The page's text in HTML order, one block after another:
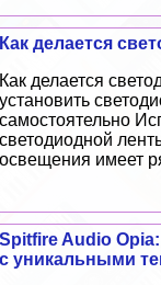
Как делается
Как делается
установить
самостоятельно
светодиодной
освещения имеет
Spitfire Audio
с уникальными